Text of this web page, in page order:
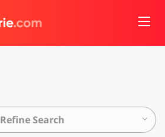
Refine Search